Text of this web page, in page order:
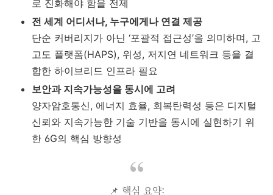
로 진화해야 함을 전제
전 세계 어디서나, 누구에게나 연결 제공
단순 커버리지가 아닌 ‘포괄적 접근성’을 의미하며, 고
고도 플랫폼(HAPS), 위성, 저지연 네트워크 등을 결
합한 하이브리드 인프라 필요
보안과 지속가능성을 동시에 고려
양자암호통신, 에너지 효율, 회복탄력성 등은 디지털
신뢰와 지속가능한 기술 기반을 동시에 실현하기 위
한 6G의 핵심 방향성
📌 핵심 요약: